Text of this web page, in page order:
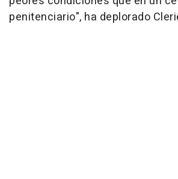
penitenciario", ha deplorado